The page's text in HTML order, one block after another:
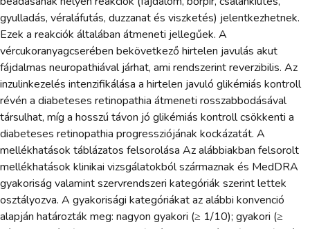
gyulladás, véraláfutás, duzzanat és viszketés) jelentkezhetnek.
Ezek a reakciók általában átmeneti jellegűek. A
vércukoranyagcserében bekövetkező hirtelen javulás akut
fájdalmas neuropathiával járhat, ami rendszerint reverzibilis. Az
inzulinkezelés intenzifikálása a hirtelen javuló glikémiás kontroll
révén a diabeteses retinopathia átmeneti rosszabbodásával
társulhat, míg a hosszú távon jó glikémiás kontroll csökkenti a
diabeteses retinopathia progressziójának kockázatát. A
mellékhatások táblázatos felsorolása Az alábbiakban felsorolt
mellékhatások klinikai vizsgálatokból származnak és MedDRA
gyakoriság valamint szervrendszeri kategóriák szerint lettek
osztályozva. A gyakorisági kategóriákat az alábbi konvenció
alapján határozták meg: nagyon gyakori (≥ 1/10); gyakori (≥